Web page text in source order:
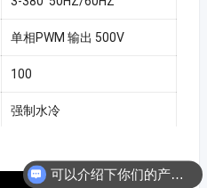
单相PWM 输出 500V
100
强制水冷
≈180
可以介绍下你们的产品么？